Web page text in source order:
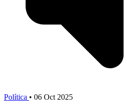
Política • 06 Oct 2025